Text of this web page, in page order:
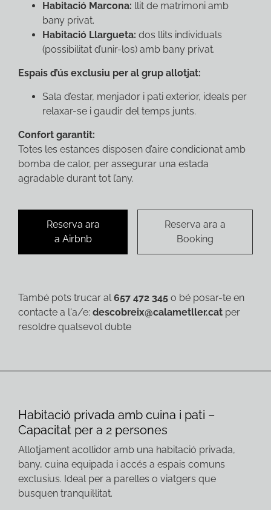
Habitació Marcona: llit de matrimoni amb
bany privat.
Habitació Llargueta: dos llits individuals
(possibilitat d’unir-los) amb bany privat.
Espais d’ús exclusiu per al grup allotjat:
Sala d’estar, menjador i pati exterior, ideals per
relaxar-se i gaudir del temps junts.
Confort garantit:
Totes les estances disposen d’aire condicionat amb
bomba de calor, per assegurar una estada
agradable durant tot l’any.
Reserva ara
a Airbnb
Reserva ara a
Booking
També pots trucar al 657 472 345 o bé posar-te en
contacte a l'a/e: descobreix@calametller.cat per
resoldre qualsevol dubte
Habitació privada amb cuina i pati –
Capacitat per a 2 persones
Allotjament acollidor amb una habitació privada,
bany, cuina equipada i accés a espais comuns
exclusius. Ideal per a parelles o viatgers que
busquen tranquil·litat.